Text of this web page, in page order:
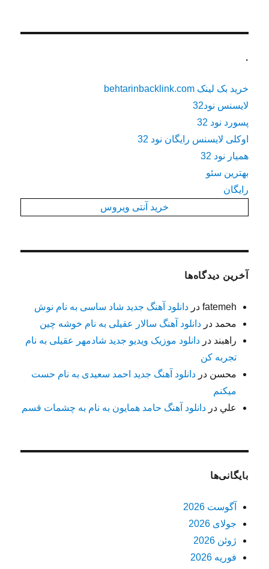
.
خرید بک لینک behtarinbacklink.com
لایسنس نود32
پسورد نود 32
اوکلی لایسنس رایگان نود 32
همیار نود 32
بهترین سئو
رایگان
خرید آنتی ویروس
آخرین دیدگاه‌ها
fatemeh دردانلود آهنگ جدید شاد ساسی به نام نوش
محمد دردانلود آهنگ سالار عقیلی به نام خوشه چین
راهبند دردانلود موزیک ویدیو جدید شادمهر عقیلی به نام
تجربه کن
محسن دردانلود آهنگ جدید احمد سعیدی به نام حست
میکنم
علي دردانلود آهنگ حامد همایون به نام به چشمات قسم
بایگانی‌ها
آگوست 2026
جولای 2026
ژوئن 2026
فوریه 2026